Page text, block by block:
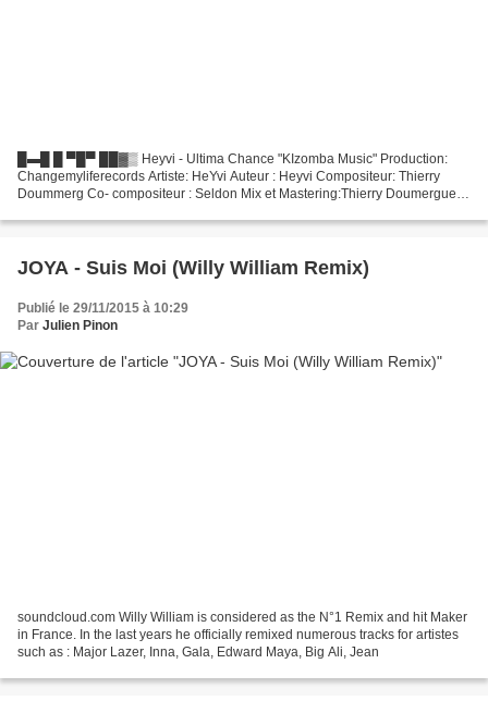
█▬█ █ ▀█▀ ██▓▒ Heyvi - Ultima Chance "KIzomba Music" Production:
Changemyliferecords Artiste: HeYvi Auteur : Heyvi Compositeur: Thierry
Doummerg Co- compositeur : Seldon Mix et Mastering:Thierry Doumergue
JOYA - Suis Moi (Willy William Remix)
Publié le 29/11/2015 à 10:29
Par Julien Pinon
soundcloud.com Willy William is considered as the N°1 Remix and hit Maker
in France. In the last years he officially remixed numerous tracks for artistes
such as : Major Lazer, Inna, Gala, Edward Maya, Big Ali, Jean